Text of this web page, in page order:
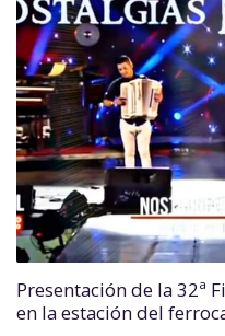
Presentación de la 32ª
en la estación del